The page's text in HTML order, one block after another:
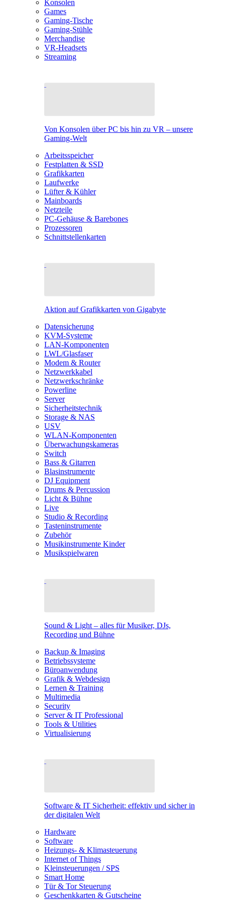
Konsolen
Games
Gaming-Tische
Gaming-Stühle
Merchandise
VR-Headsets
Streaming
Von Konsolen über PC bis hin zu VR – unsere
Gaming-Welt
Arbeitsspeicher
Festplatten & SSD
Grafikkarten
Laufwerke
Lüfter & Kühler
Mainboards
Netzteile
PC-Gehäuse & Barebones
Prozessoren
Schnittstellenkarten
Aktion auf Grafikkarten von Gigabyte
Datensicherung
KVM-Systeme
LAN-Komponenten
LWL/Glasfaser
Modem & Router
Netzwerkkabel
Netzwerkschränke
Powerline
Server
Sicherheitstechnik
Storage & NAS
USV
WLAN-Komponenten
Überwachungskameras
Switch
Bass & Gitarren
Blasinstrumente
DJ Equipment
Drums & Percussion
Licht & Bühne
Live
Studio & Recording
Tasteninstrumente
Zubehör
Musikinstrumente Kinder
Musikspielwaren
Sound & Light – alles für Musiker, DJs,
Recording und Bühne
Backup & Imaging
Betriebssysteme
Büroanwendung
Grafik & Webdesign
Lernen & Training
Multimedia
Security
Server & IT Professional
Tools & Utilities
Virtualisierung
Software & IT Sicherheit: effektiv und sicher in
der digitalen Welt
Hardware
Software
Heizungs- & Klimasteuerung
Internet of Things
Kleinsteuerungen / SPS
Smart Home
Tür & Tor Steuerung
Geschenkkarten & Gutscheine